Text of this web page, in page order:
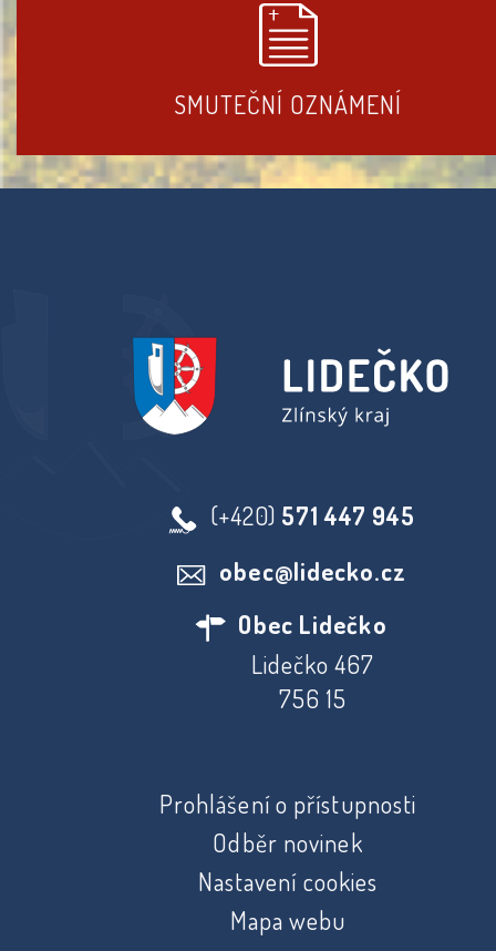
SMUTEČNÍ OZNÁMENÍ
(+420) 571 447 945
obec@lidecko.cz
Obec Lidečko
Lidečko 467
756 15
Prohlášení o přístupnosti
Odběr novinek
Nastavení cookies
Mapa webu